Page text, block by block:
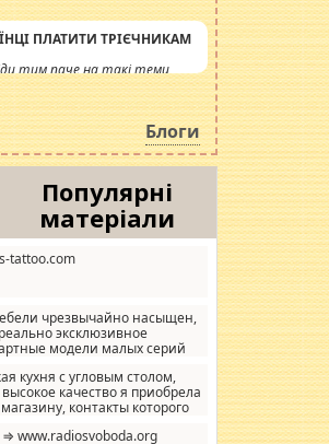
ПЛАТИТИ ТРІЄЧНИКАМ
тим паче на такі теми,
Обурюють сьогоднішні
стипендіального питання.
ще одна соціальна
Блоги
Популярні
матеріали
tattoo.com
чрезвычайно насыщен,
эксклюзивное
модели малых серий
формы, в MebelOk,
- со вкусом все в порядке,
мебель, а это не
кухня с угловым столом,
качество я приобрела
контакты которого
⇒ www.radiosvoboda.org